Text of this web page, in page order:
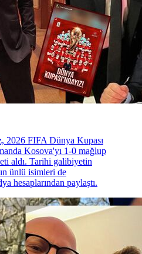
2026 FIFA Dünya Kupası
Kosova'yı 1-0 mağlup
aldı. Tarihi galibiyetin
ünlü isimleri de
hesaplarından paylaştı.